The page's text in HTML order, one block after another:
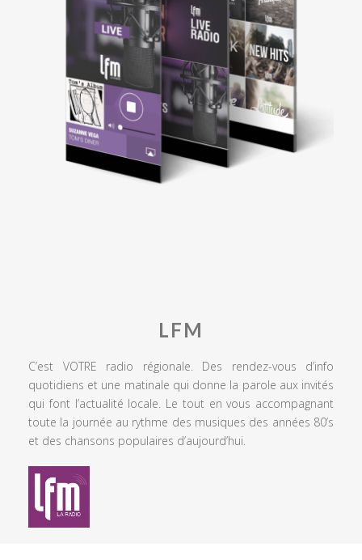
LFM
C’est VOTRE radio régionale. Des rendez-vous d’info
quotidiens et une matinale qui donne la parole aux invités
qui font l’actualité locale. Le tout en vous accompagnant
toute la journée au rythme des musiques des années 80’s
et des chansons populaires d’aujourd’hui.